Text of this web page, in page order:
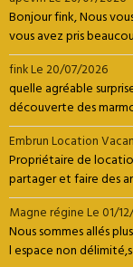
Bonjour fink, Nous
vous avez pris
finkLe 20/07/2026
quelle agréable
découverte des
Embrun Location
Propriétaire de
partager et faire des
Magne régineLe 01/
Nous sommes allés
l espace non